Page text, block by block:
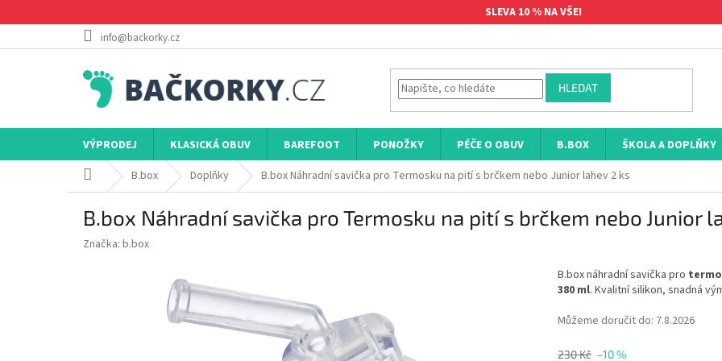
na
SLEVA 10 % NA VŠE!
info@backorky.cz
HLEDAT
VÝPRODEJ KLASICKÁ OBUV BAREFOOT PONOŽKY PÉČE O OBUV B.BOX
ŠKOLA A DOPLŇKY
Domů B.box Doplňky B.box Náhradní savička pro Termosku na pití s brčkem nebo Junior lahev 2 ks
B.box Náhradní savička pro Termosku na pití s brčkem nebo Junior
Značka: b.box
230 Kč –10 %
Můžeme doručit do: 7.8.2026
B.box náhradní savička pro
380 ml. Kvalitní silikon, snadná